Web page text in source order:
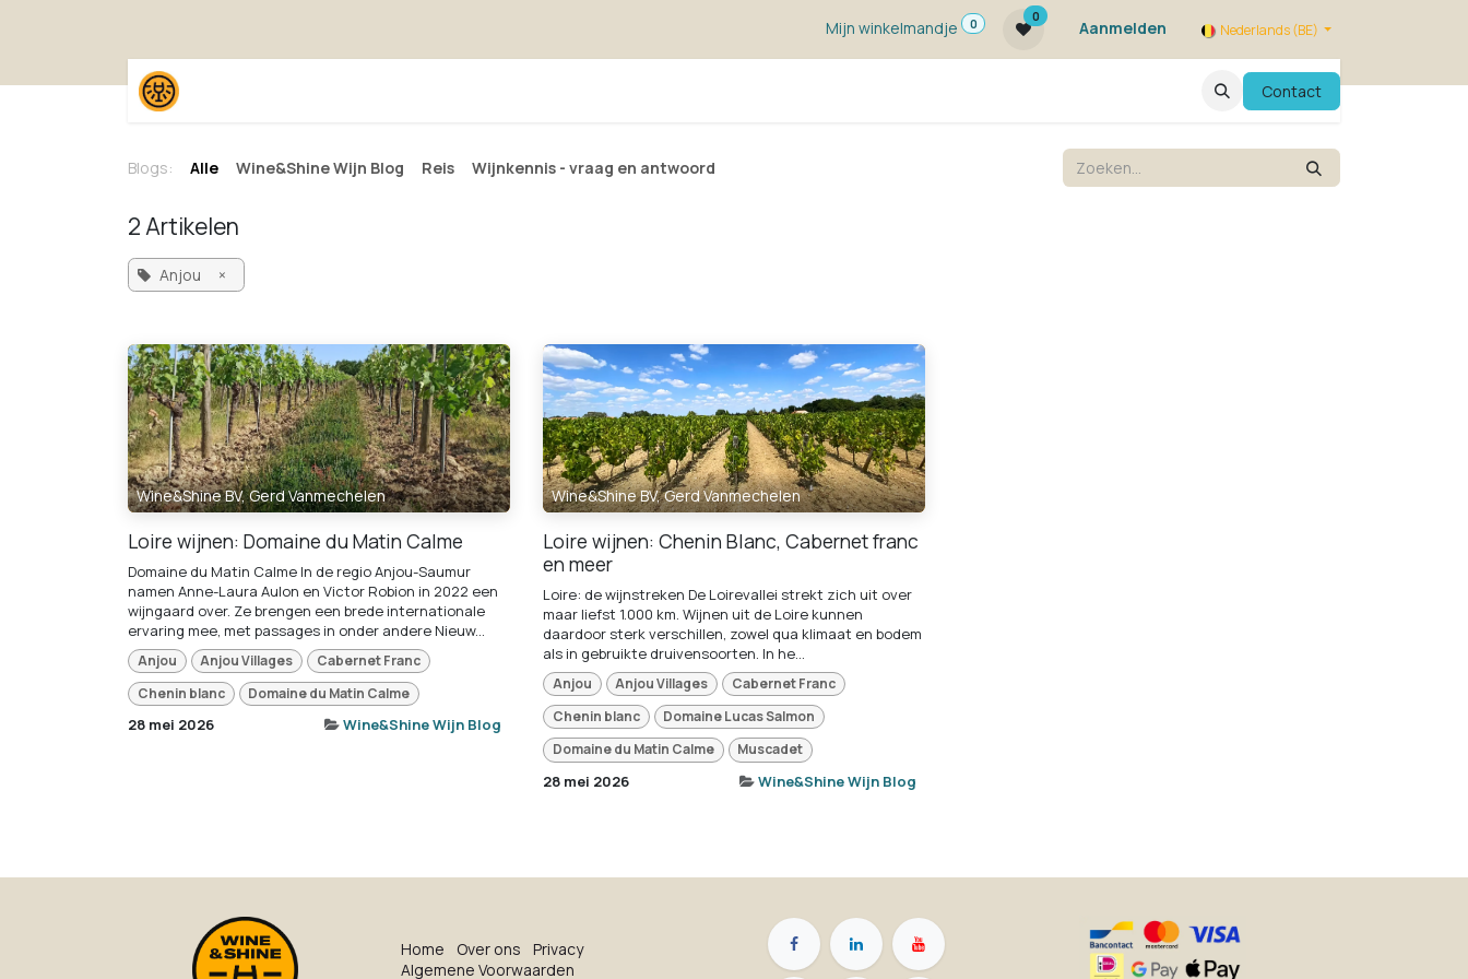
Mijn winkelmandje
0
0
Aanmelden Nederlands (BE)
EvenementenContact
Blogs: Alle Wine&Shine Wijn Blog Reis Wijnkennis - vraag en antwoord
2 Artikelen
Anjou ×
Wine&Shine BV, Gerd Vanmechelen
Loire wijnen: Domaine du Matin Calme
Domaine du Matin Calme In de regio Anjou-Saumur
namen Anne-Laura Aulon en Victor Robion in 2022 een
wijngaard over. Ze brengen een brede internationale
ervaring mee, met passages in onder andere Nieuw...
Anjou Anjou Villages
Cabernet Franc
Chenin blanc
Domaine du Matin Calme
28 mei 2026 Wine&Shine Wijn Blog
Wine&Shine BV, Gerd Vanmechelen
Loire wijnen: Chenin Blanc, Cabernet franc
en meer
Loire: de wijnstreken De Loirevallei strekt zich uit over
maar liefst 1.000 km. Wijnen uit de Loire kunnen
daardoor sterk verschillen, zowel qua klimaat en bodem
als in gebruikte druivensoorten. In he...
Anjou Anjou Villages
Cabernet Franc
Chenin blanc
Domaine Lucas Salmon
Domaine du Matin Calme
Muscadet
28 mei 2026 Wine&Shine Wijn Blog
Ho​me O​ve​r on​s
Privacy
Algemene Voorwaarden